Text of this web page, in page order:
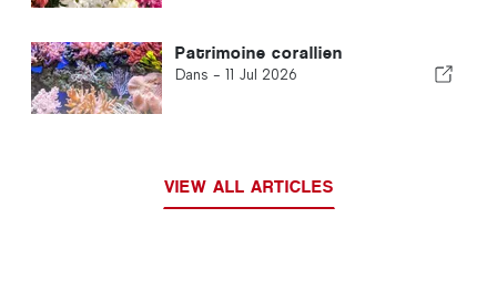
Patrimoine corallien
Dans - 11 Jul 2026
VIEW ALL ARTICLES